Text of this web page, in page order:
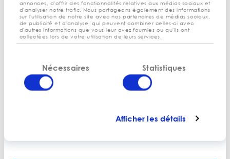
annonces, d'offrir des fonctionnalités relatives aux médias sociaux et
d'analyser notre trafic. Nous partageons également des informations
sur l'utilisation de notre site avec nos partenaires de médias sociaux,
de publicité et d'analyse, qui peuvent combiner celles-ci avec
d'autres informations que vous leur avez fournies ou qu'ils ont
collectées lors de votre utilisation de leurs services.
consentement
Nécessaires Statistiques
Afficher les détails
Une méthode pour optimiser vos
coûts… et vos procédures de paie.
CONTACTEZ-NOUS